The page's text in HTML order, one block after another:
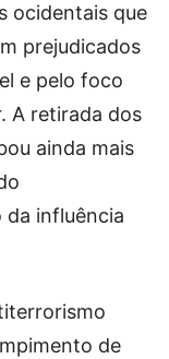
ocidentais que
prejudicados
e pelo foco
A retirada dos
ainda mais
da influência
de